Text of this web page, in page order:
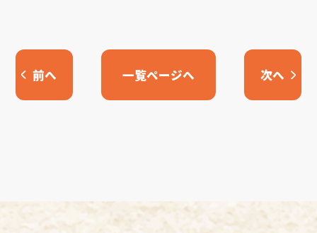
前へ 一覧ページへ 次へ